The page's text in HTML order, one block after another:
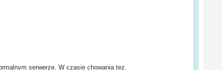
serwerze. W czasie chowania tez.